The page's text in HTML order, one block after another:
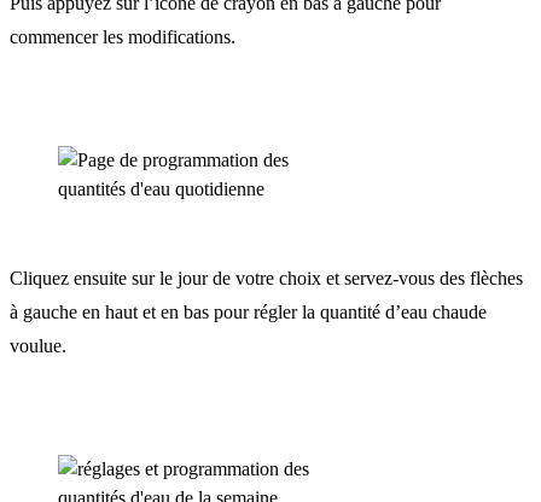
commencer les modifications.
Cliquez ensuite sur le jour de votre choix et servez-vous des flèches
à gauche en haut et en bas pour régler la quantité d’eau chaude
voulue.